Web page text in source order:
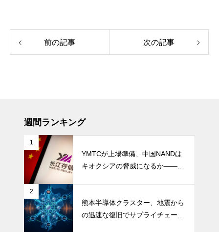
前の記事 次の記事
週間ランキング
1
YMTCが上場準備、中国NANDは
キオクシアの脅威になるか――AI
2
熊本半導体クラスター、地震から
の迅速な復旧でサプライチェーン